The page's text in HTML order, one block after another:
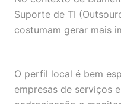
Suporte de TI
costumam gerar mais
O perfil local é bem
empresas de serviços